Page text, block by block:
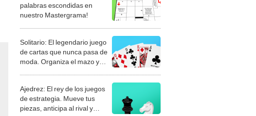
palabras escondidas en
nuestro Mastergrama!
Solitario: El legendario juego
de cartas que nunca pasa de
moda. Organiza el mazo y
Ajedrez: El rey de los juegos
de estrategia. Mueve tus
piezas, anticipa al rival y